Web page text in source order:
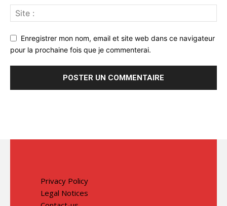
Enregistrer mon nom, email et site web dans ce navigateur
pour la prochaine fois que je commenterai.
Privacy Policy
Legal Notices